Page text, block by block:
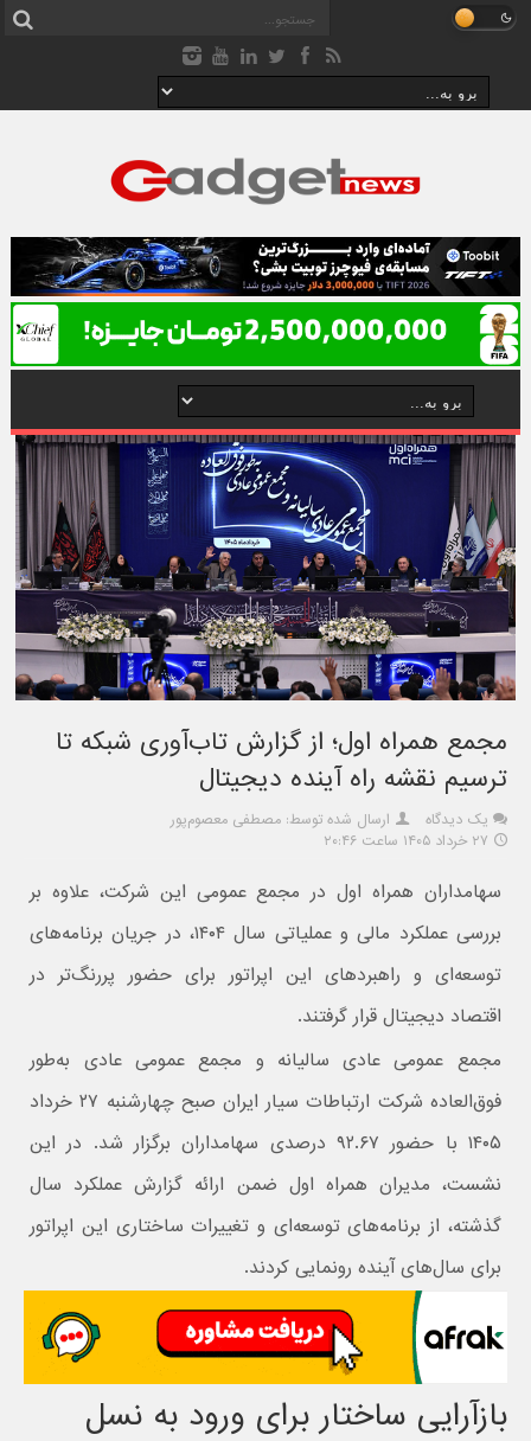
مجمع همراه اول؛ از گزارش تاب‌آوری شبکه تا
ترسیم نقشه راه آینده دیجیتال
یک دیدگاه
ارسال شده توسط: مصطفی معصوم‌پور
۲۷ خرداد ۱۴۰۵ ساعت ۲۰:۴۶
سهامداران همراه اول در مجمع عمومی این شرکت، علاوه بر
بررسی عملکرد مالی و عملیاتی سال ۱۴۰۴، در جریان برنامه‌های
توسعه‌ای و راهبردهای این اپراتور برای حضور پررنگ‌تر در
اقتصاد دیجیتال قرار گرفتند.
مجمع عمومی عادی سالیانه و مجمع عمومی عادی به‌طور
فوق‌العاده شرکت ارتباطات سیار ایران صبح چهارشنبه ۲۷ خرداد
۱۴۰۵ با حضور ۹۲.۶۷ درصدی سهامداران برگزار شد. در این
نشست، مدیران همراه اول ضمن ارائه گزارش عملکرد سال
گذشته، از برنامه‌های توسعه‌ای و تغییرات ساختاری این اپراتور
برای سال‌های آینده رونمایی کردند.
بازآرایی ساختار برای ورود به نسل